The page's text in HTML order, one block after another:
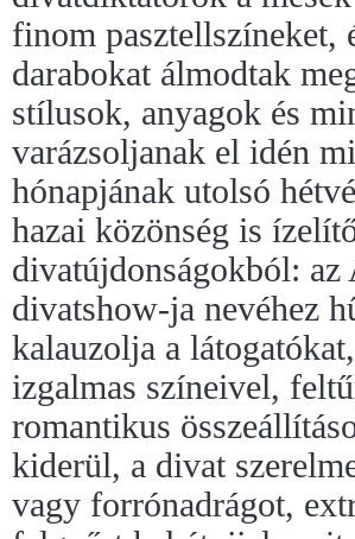
finom pasztellszíneket,
darabokat álmodtak
stílusok, anyagok és
varázsoljanak el idén
hónapjának utolsó
hazai közönség is
divatújdonságokból: az
divatshow-ja nevéhez
kalauzolja a
izgalmas színeivel,
romantikus
kiderül, a divat
vagy forrónadrágot,